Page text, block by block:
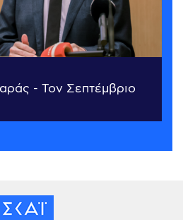
- Τον Σεπτέμβριο